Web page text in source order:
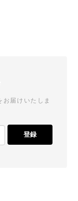
届けいたしま
登録